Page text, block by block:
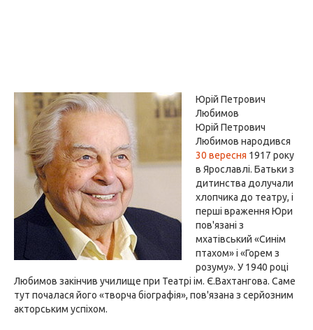
Юрій Петрович
Любимов
Юрій Петрович
Любимов народився
30 вересня 1917 року
в Ярославлі. Батьки з
дитинства долучали
хлопчика до театру, і
перші враження Юри
пов'язані з
мхатівський «Синім
птахом» і «Горем з
розуму». У 1940 році
Любимов закінчив училище при Театрі ім. Є.Вахтангова. Саме
тут почалася його «творча біографія», пов'язана з серйозним
акторським успіхом.